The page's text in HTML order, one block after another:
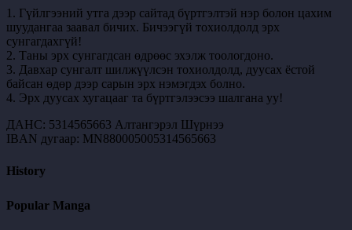
1. Гүйлгээний утга дээр сайтад бүртгэлтэй нэр болон цахим
шуудангаа заавал бичих. Бичээгүй тохиолдолд эрх
сунгагдахгүй!
2. Таны эрх сунгагдсан өдрөөс эхэлж тоологдоно.
3. Давхар сунгалт шилжүүлсэн тохиолдолд, дуусах ёстой
байсан өдөр дээр сарын эрх нэмэгдэх болно.
4. Эрх дуусах хугацааг та бүртгэлээсээ шалгана уу!
ДАНС: 5314565663 Алтангэрэл Шүрнээ
IBAN дугаар: MN880005005314565663
History
Popular Manga